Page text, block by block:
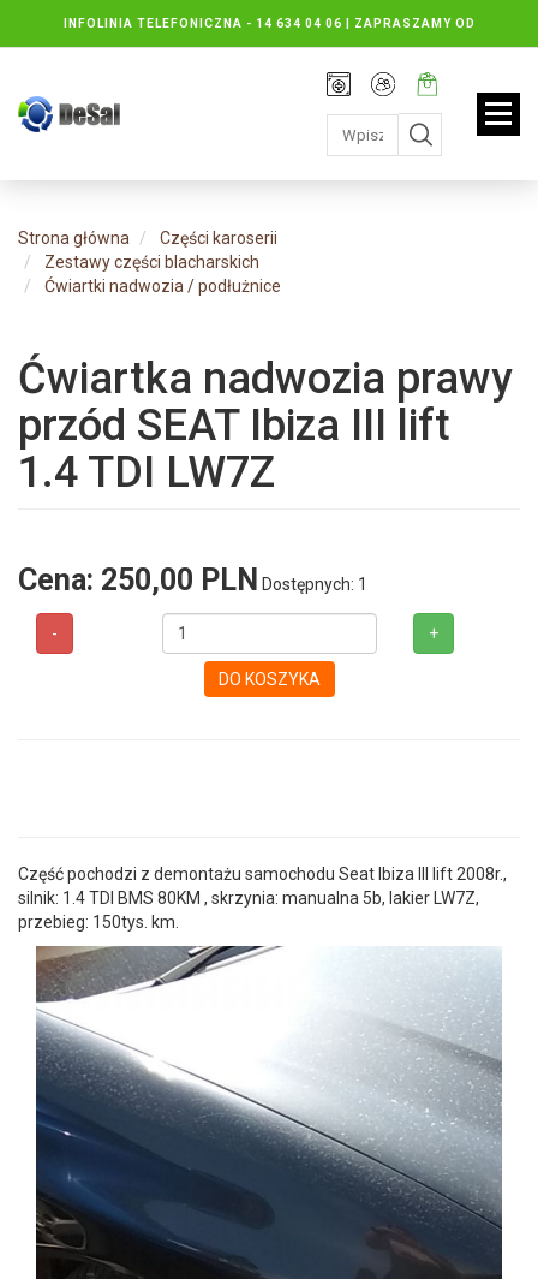
INFOLINIA TELEFONICZNA - 14 634 04 06 | ZAPRASZAMY OD
PONIEDZIAŁKU DO PIĄTKU : 8.30 DO 16.30, SOBOTY: 8.30 DO 13.00
Rejestracja
Moje
konto
Twój
koszyk:
jest
pusty
Strona główna
Części karoserii
Zestawy części blacharskich
Ćwiartki nadwozia / podłużnice
Ćwiartka nadwozia prawy
przód SEAT Ibiza III lift
1.4 TDI LW7Z
Cena: 250,00 PLN Dostępnych: 1
- +
DO KOSZYKA
Część pochodzi z demontażu samochodu Seat Ibiza III lift 2008r.,
silnik: 1.4 TDI BMS 80KM , skrzynia: manualna 5b, lakier LW7Z,
przebieg: 150tys. km.